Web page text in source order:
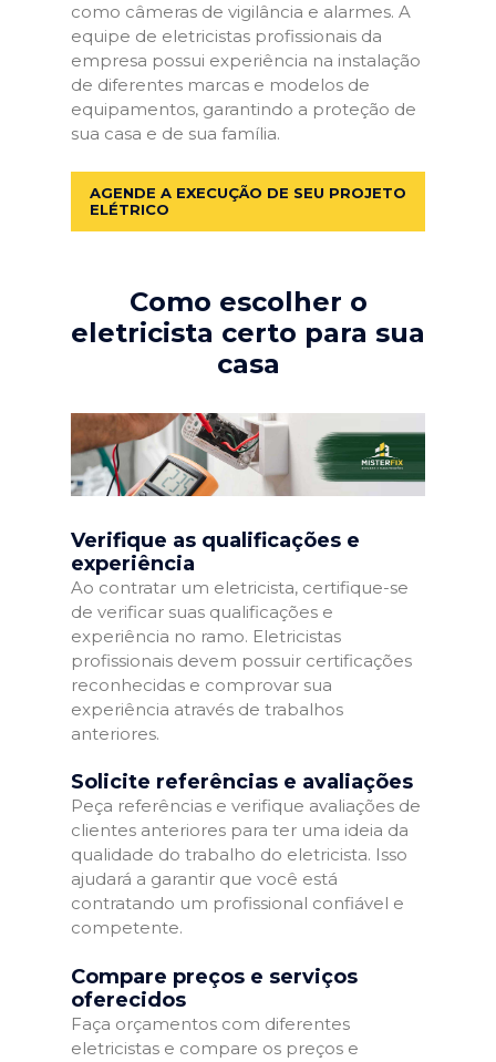
como câmeras de vigilância e alarmes. A
equipe de eletricistas profissionais da
empresa possui experiência na instalação
de diferentes marcas e modelos de
equipamentos, garantindo a proteção de
sua casa e de sua família.
AGENDE A EXECUÇÃO DE SEU PROJETO
ELÉTRICO
Como escolher o
eletricista certo para sua
casa
Verifique as qualificações e
experiência
Ao contratar um eletricista, certifique-se
de verificar suas qualificações e
experiência no ramo. Eletricistas
profissionais devem possuir certificações
reconhecidas e comprovar sua
experiência através de trabalhos
anteriores.
Solicite referências e avaliações
Peça referências e verifique avaliações de
clientes anteriores para ter uma ideia da
qualidade do trabalho do eletricista. Isso
ajudará a garantir que você está
contratando um profissional confiável e
competente.
Compare preços e serviços
oferecidos
Faça orçamentos com diferentes
eletricistas e compare os preços e